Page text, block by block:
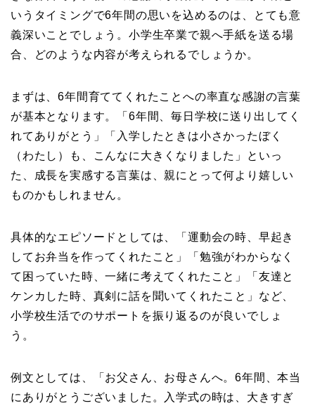
いうタイミングで6年間の思いを込めるのは、とても意
義深いことでしょう。小学生卒業で親へ手紙を送る場
合、どのような内容が考えられるでしょうか。
まずは、6年間育ててくれたことへの率直な感謝の言葉
が基本となります。「6年間、毎日学校に送り出してく
れてありがとう」「入学したときは小さかったぼく
（わたし）も、こんなに大きくなりました」といっ
た、成長を実感する言葉は、親にとって何より嬉しい
ものかもしれません。
具体的なエピソードとしては、「運動会の時、早起き
してお弁当を作ってくれたこと」「勉強がわからなく
て困っていた時、一緒に考えてくれたこと」「友達と
ケンカした時、真剣に話を聞いてくれたこと」など、
小学校生活でのサポートを振り返るのが良いでしょ
う。
例文としては、「お父さん、お母さんへ。6年間、本当
にありがとうございました。入学式の時は、大きすぎ